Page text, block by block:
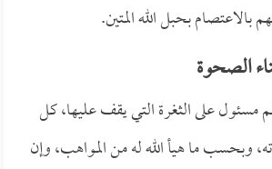
بالاعتصام بحبل الله المتين.
الصحوة
مسئول على الثغرة التي يقف عليها، كل
وبحسب ما هيأ الله له من المواهب، وإن